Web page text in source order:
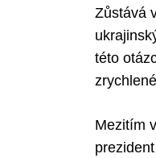
Zůstává
této
Mezitím